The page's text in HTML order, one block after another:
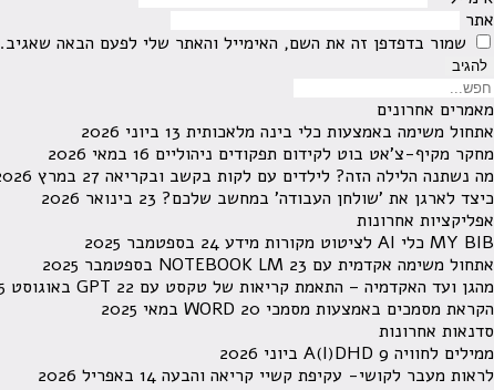
אתר
שמור בדפדפן זה את השם, האימייל והאתר שלי לפעם הבאה שאגיב.
מאמרים אחרונים
אתחול משימה באמצעות כלי בינה מלאכותית 13 ביוני 2026
מחקר מקיף-צ'אט בוט לקידום תפקודים ניהוליים 16 במאי 2026
מה נשתנה הלילה הזה? לילדים עם לקות בקשב ובקריאה 27 במרץ 2026
כיצד לארגן את 'שולחן העבודה' במחשב שלכם? 23 בינואר 2026
אפליקציות אחרונות
MY BIB כלי AI לציטוט מקורות מידע
24 בספטמבר 2025
אתחול משימה אקדמית עם NOTEBOOK LM 23 בספטמבר 2025
מהגן ועד האקדמיה – התאמת קריאות של טקסט עם GPT 22 באוגוסט 2025
הקראת מסמכים באמצעות מסמכי WORD 20 במאי 2025
סדנאות אחרונות
ממילים לחוויה A(I)DHD 9 ביוני 2026
לראות מעבר לקושי- עקיפת קשיי קריאה והבעה 14 באפריל 2026